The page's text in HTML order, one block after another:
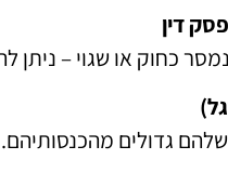
דין
כחוק או שגוי – ניתן
שלהם גדולים